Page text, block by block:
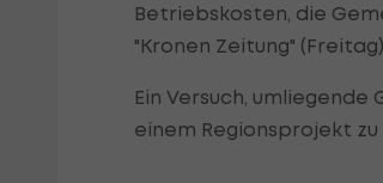
Betriebskosten, die
"Kronen Zeitung"
Ein Versuch,
einem Regionsprojekt